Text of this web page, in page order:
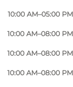
10:00 AM–05:00 PM
10:00 AM–08:00 PM
10:00 AM–08:00 PM
10:00 AM–08:00 PM